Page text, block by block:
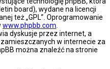
board), wydane na licencji
też „GPL”. Oprogramowanie
www.phpbb.com
dyskusje przez internet, a
w internecie za
można znaleźć na stronie